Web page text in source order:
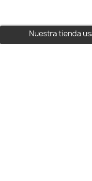
Nuestra tienda